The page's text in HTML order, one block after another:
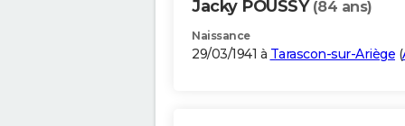
Jacky POUSSY (84 ans)
Naissance
29/03/1941 à Tarascon-sur-Ariège (